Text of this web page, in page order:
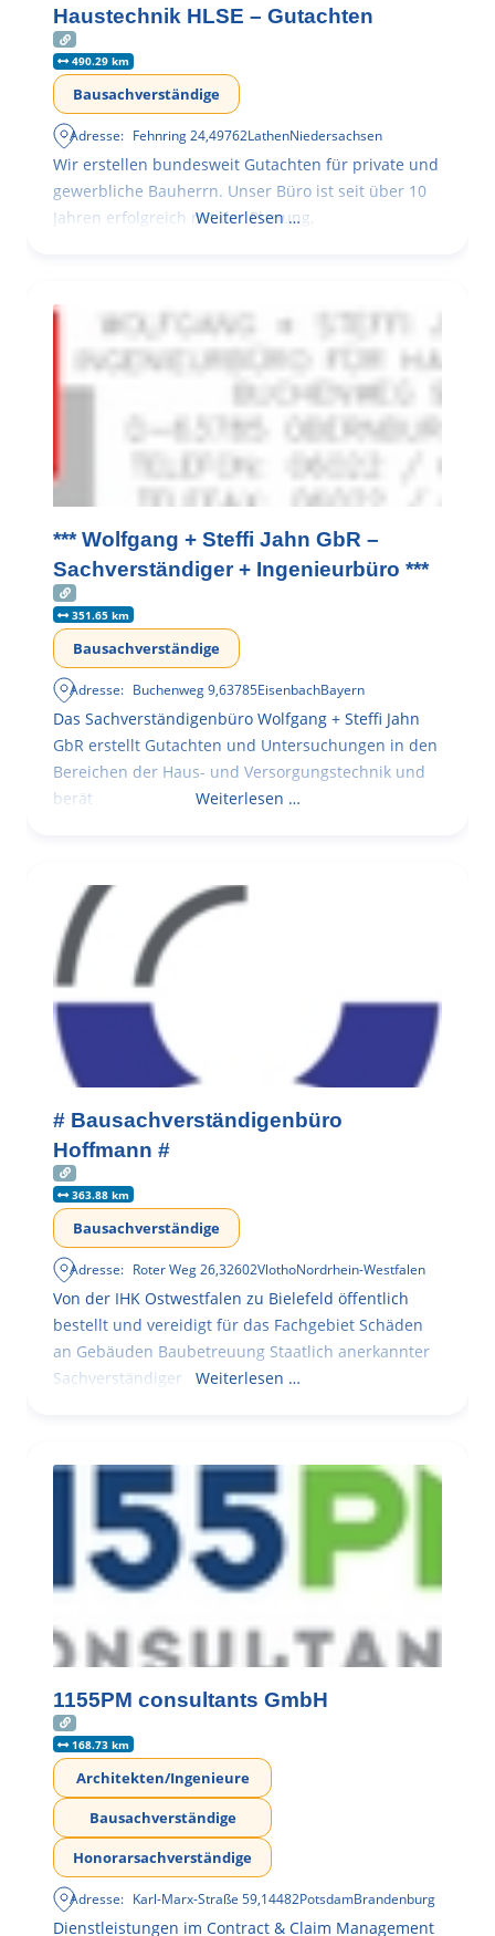
Haustechnik HLSE – Gutachten
490.29 km
Bausachverständige
Adresse: Fehnring 24,49762LathenNiedersachsen
Wir erstellen bundesweit Gutachten für private und
gewerbliche Bauherrn. Unser Büro ist seit über 10
Jahren erfolgreich mit der Planung,
Weiterlesen …
*** Wolfgang + Steffi Jahn GbR –
Sachverständiger + Ingenieurbüro ***
351.65 km
Bausachverständige
Adresse: Buchenweg 9,63785EisenbachBayern
Das Sachverständigenbüro Wolfgang + Steffi Jahn
GbR erstellt Gutachten und Untersuchungen in den
Bereichen der Haus- und Versorgungstechnik und
berät
Weiterlesen …
# Bausachverständigenbüro
Hoffmann #
363.88 km
Bausachverständige
Adresse: Roter Weg 26,32602VlothoNordrhein-Westfalen
Von der IHK Ostwestfalen zu Bielefeld öffentlich
bestellt und vereidigt für das Fachgebiet Schäden
an Gebäuden Baubetreuung Staatlich anerkannter
Sachverständiger
Weiterlesen …
1155PM consultants GmbH
168.73 km
Architekten/Ingenieure
Bausachverständige
Honorarsachverständige
Adresse: Karl-Marx-Straße 59,14482PotsdamBrandenburg
Dienstleistungen im Contract & Claim Management